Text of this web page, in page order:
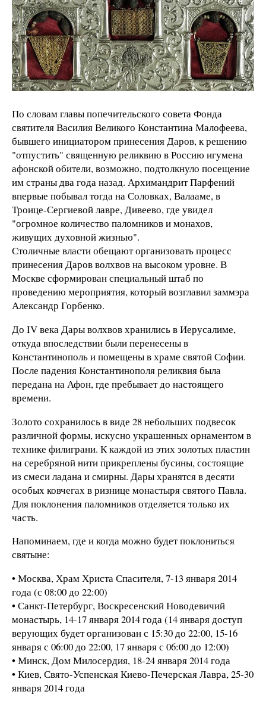
По словам главы попечительского совета Фонда
святителя Василия Великого Константина Малофеева,
бывшего инициатором принесения Даров, к решению
"отпустить" священную реликвию в Россию игумена
афонской обители, возможно, подтолкнуло посещение
им страны два года назад. Архимандрит Парфений
впервые побывал тогда на Соловках, Валааме, в
Троице-Сергиевой лавре, Дивеево, где увидел
"огромное количество паломников и монахов,
живущих духовной жизнью".
Столичные власти обещают организовать процесс
принесения Даров волхвов на высоком уровне. В
Москве сформирован специальный штаб по
проведению мероприятия, который возглавил заммэра
Александр Горбенко.
До IV века Дары волхвов хранились в Иерусалиме,
откуда впоследствии были перенесены в
Константинополь и помещены в храме святой Софии.
После падения Константинополя реликвия была
передана на Афон, где пребывает до настоящего
времени.
Золото сохранилось в виде 28 небольших подвесок
различной формы, искусно украшенных орнаментом в
технике филиграни. К каждой из этих золотых пластин
на серебряной нити прикреплены бусины, состоящие
из смеси ладана и смирны. Дары хранятся в десяти
особых ковчегах в ризнице монастыря святого Павла.
Для поклонения паломников отделяется только их
часть.
Напоминаем, где и когда можно будет поклониться
святыне:
• Москва, Храм Христа Спасителя, 7-13 января 2014
года (с 08:00 до 22:00)
• Санкт-Петербург, Воскресенский Новодевичий
монастырь, 14-17 января 2014 года (14 января доступ
верующих будет организован с 15:30 до 22:00, 15-16
января с 06:00 до 22:00, 17 января с 06:00 до 12:00)
• Минск, Дом Милосердия, 18-24 января 2014 года
• Киев, Свято-Успенская Киево-Печерская Лавра, 25-30
января 2014 года